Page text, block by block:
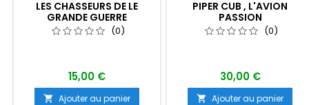
LES CHASSEURS DE LE
GRANDE GUERRE
(0)
15,00 €
 Ajouter au panier
PIPER CUB , L'AVION
PASSION
(0)
30,00 €
 Ajouter au panier